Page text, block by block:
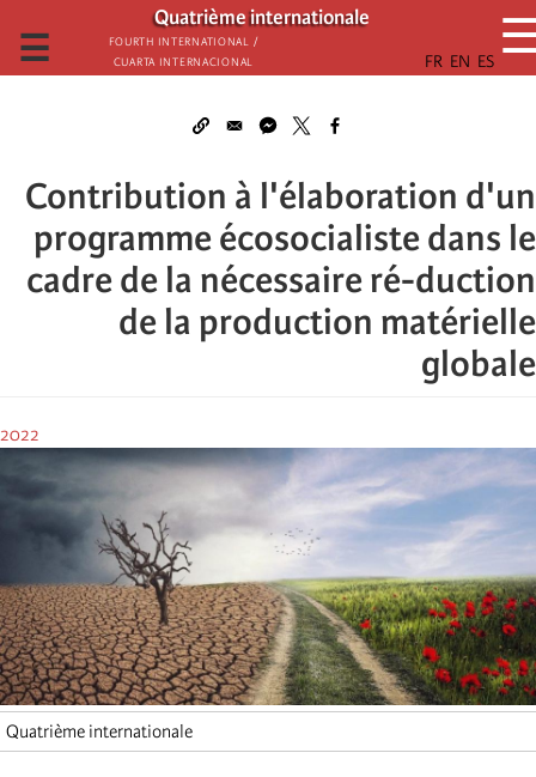
تجاوز
إلى
المحتوى
Quatrième internationale
Fourth International /
Cuarta Internacional
☰
Contribution à l'élaboration d'un
programme écosocialiste dans le
cadre de la nécessaire ré-duction
de la production matérielle
globale
2022
Quatrième internationale